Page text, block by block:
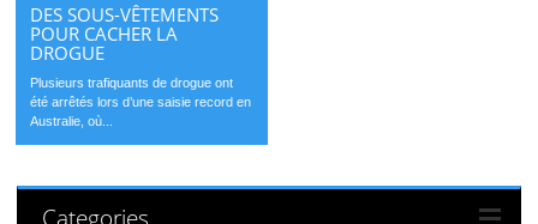
DES SOUS-VÊTEMENTS
POUR CACHER LA
DROGUE
Plusieurs trafiquants de drogue ont
été arrêtés lors d’une saisie record en
Australie, où...
Categories